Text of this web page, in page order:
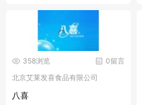
0留言
358浏览
北京艾莱发喜食品有限公司
八喜